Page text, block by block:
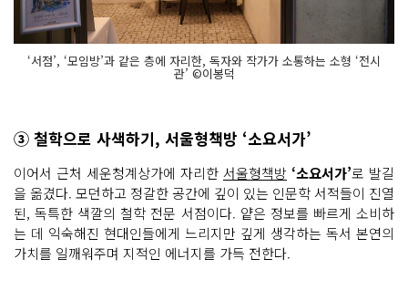
‘서점’, ‘모임방’과 같은 층에 자리한, 독자와 작가가 소통하는 소형 ‘전시
관’ ©이봉덕
③ 철학으로 사색하기, 서울형책방 ‘소요서가’
이어서 근처 세운청계상가에 자리한 서울형책방 ‘소요서가’로 발길
을 옮겼다. 모던하고 정갈한 공간에 깊이 있는 인문학 서적들이 진열
된, 독특한 색깔의 철학 전문 서점이다. 얕은 정보를 빠르게 소비하
는 데 익숙해진 현대인들에게 느리지만 깊게 생각하는 독서 본연의
가치를 일깨워주며 지적인 에너지를 가득 전한다.